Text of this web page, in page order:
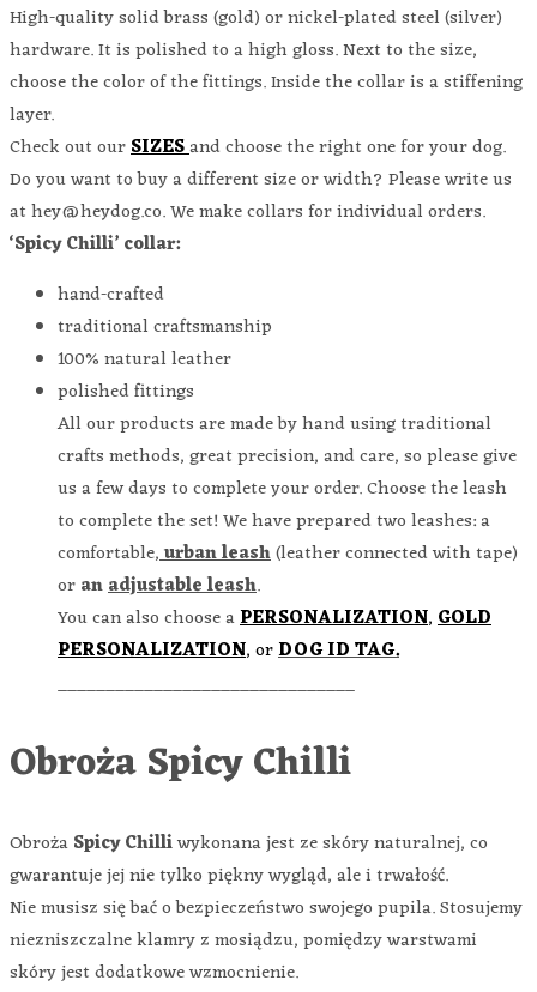
High-quality solid brass (gold) or nickel-plated steel (silver)
hardware. It is polished to a high gloss. Next to the size,
choose the color of the fittings.Inside the collar is a stiffening
layer.
Check out ourSIZESand choose the right one for your dog.
Do you want to buy a different size or width? Please write us
at hey@heydog.co. We make collars for individual orders.
‘Spicy Chilli’ collar:
hand-crafted
traditional craftsmanship
100% natural leather
polished fittings
All our products are made by hand using traditional
crafts methods, great precision, and care, so please give
us a few days to complete your order. Choose the leash
to complete the set! We have prepared two leashes: a
comfortable,urban leash(leather connected with tape)
oranadjustable leash.
You can also choose aPERSONALIZATION,GOLD
PERSONALIZATION, orDOG ID TAG.
_______________________________
Obroża Spicy Chilli
ObrożaSpicy Chilliwykonana jest ze skóry naturalnej, co
gwarantuje jej nie tylko piękny wygląd, ale i trwałość.
Nie musisz się bać o bezpieczeństwo swojego pupila. Stosujemy
niezniszczalne klamry z mosiądzu, pomiędzy warstwami
skóry jest dodatkowe wzmocnienie.